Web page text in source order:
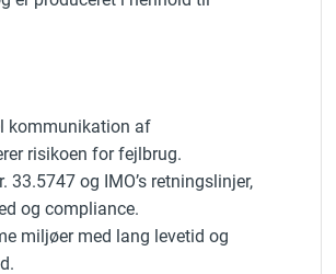
kommunikation af
risikoen for fejlbrug.
33.5747 og IMO’s retningslinjer,
og compliance.
miljøer med lang levetid og